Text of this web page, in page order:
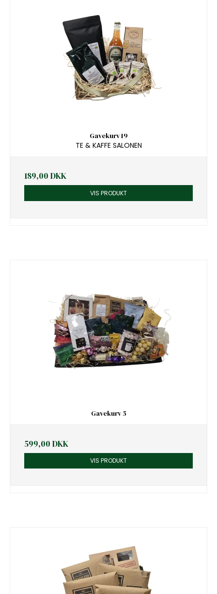
Gavekurv 19
TE & KAFFE SALONEN
189,00 DKK
VIS PRODUKT
Gavekurv 5
599,00 DKK
VIS PRODUKT